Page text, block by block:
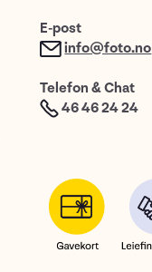
E-post
info@foto.no
Telefon & Chat
46 46 24 24